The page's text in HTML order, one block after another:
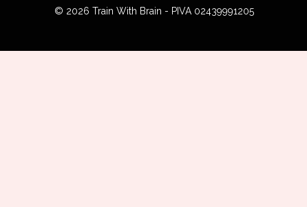
© 2026 Train With Brain - PIVA 02439991205